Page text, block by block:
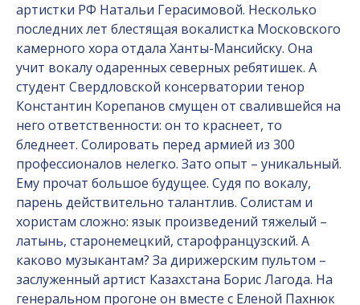
артистки РФ Натальи Герасимовой. Несколько
последних лет блестящая вокалистка Московского
камерного хора отдала Ханты-Мансийску. Она
учит вокалу одаренных северных ребятишек. А
студент Свердловской консерватории тенор
Константин Корепанов смущен от свалившейся на
него ответственности: он то краснеет, то
бледнеет. Солировать перед армией из 300
профессионалов нелегко. Зато опыт – уникальный.
Ему прочат большое будущее. Судя по вокалу,
парень действительно талантлив. Солистам и
хористам сложно: язык произведений тяжелый –
латынь, старонемецкий, старофранцузский. А
каково музыкантам? За дирижерским пультом –
заслуженный артист Казахстана Борис Лагода. На
генеральном прогоне он вместе с Еленой Пахнюк